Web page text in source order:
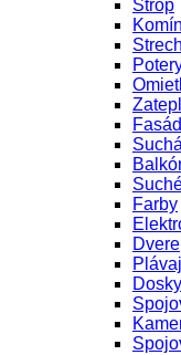
Strop
Farby
Dvere
Dosky